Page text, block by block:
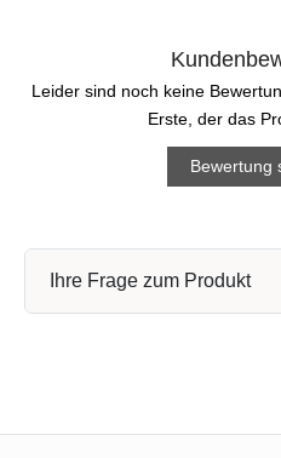
Leider sind noch keine
Erste, der das
Bewertung
Ihre Frage zum Produkt